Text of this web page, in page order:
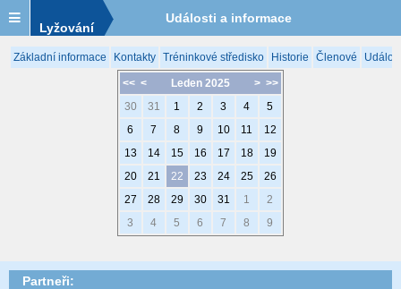
Lyžování
Události a informace
Základní informace Kontakty Tréninkové středisko Historie Členové
<< < > >>
Leden 2025
30
31 1 2 3 4
5
6
7 8 9 10 11
12
13
14 15 16 17 18
19
20
21 22 23 24 25
26
27
28 29 30 31 1
2
3
4 5 6 7 8 9
Partneři: